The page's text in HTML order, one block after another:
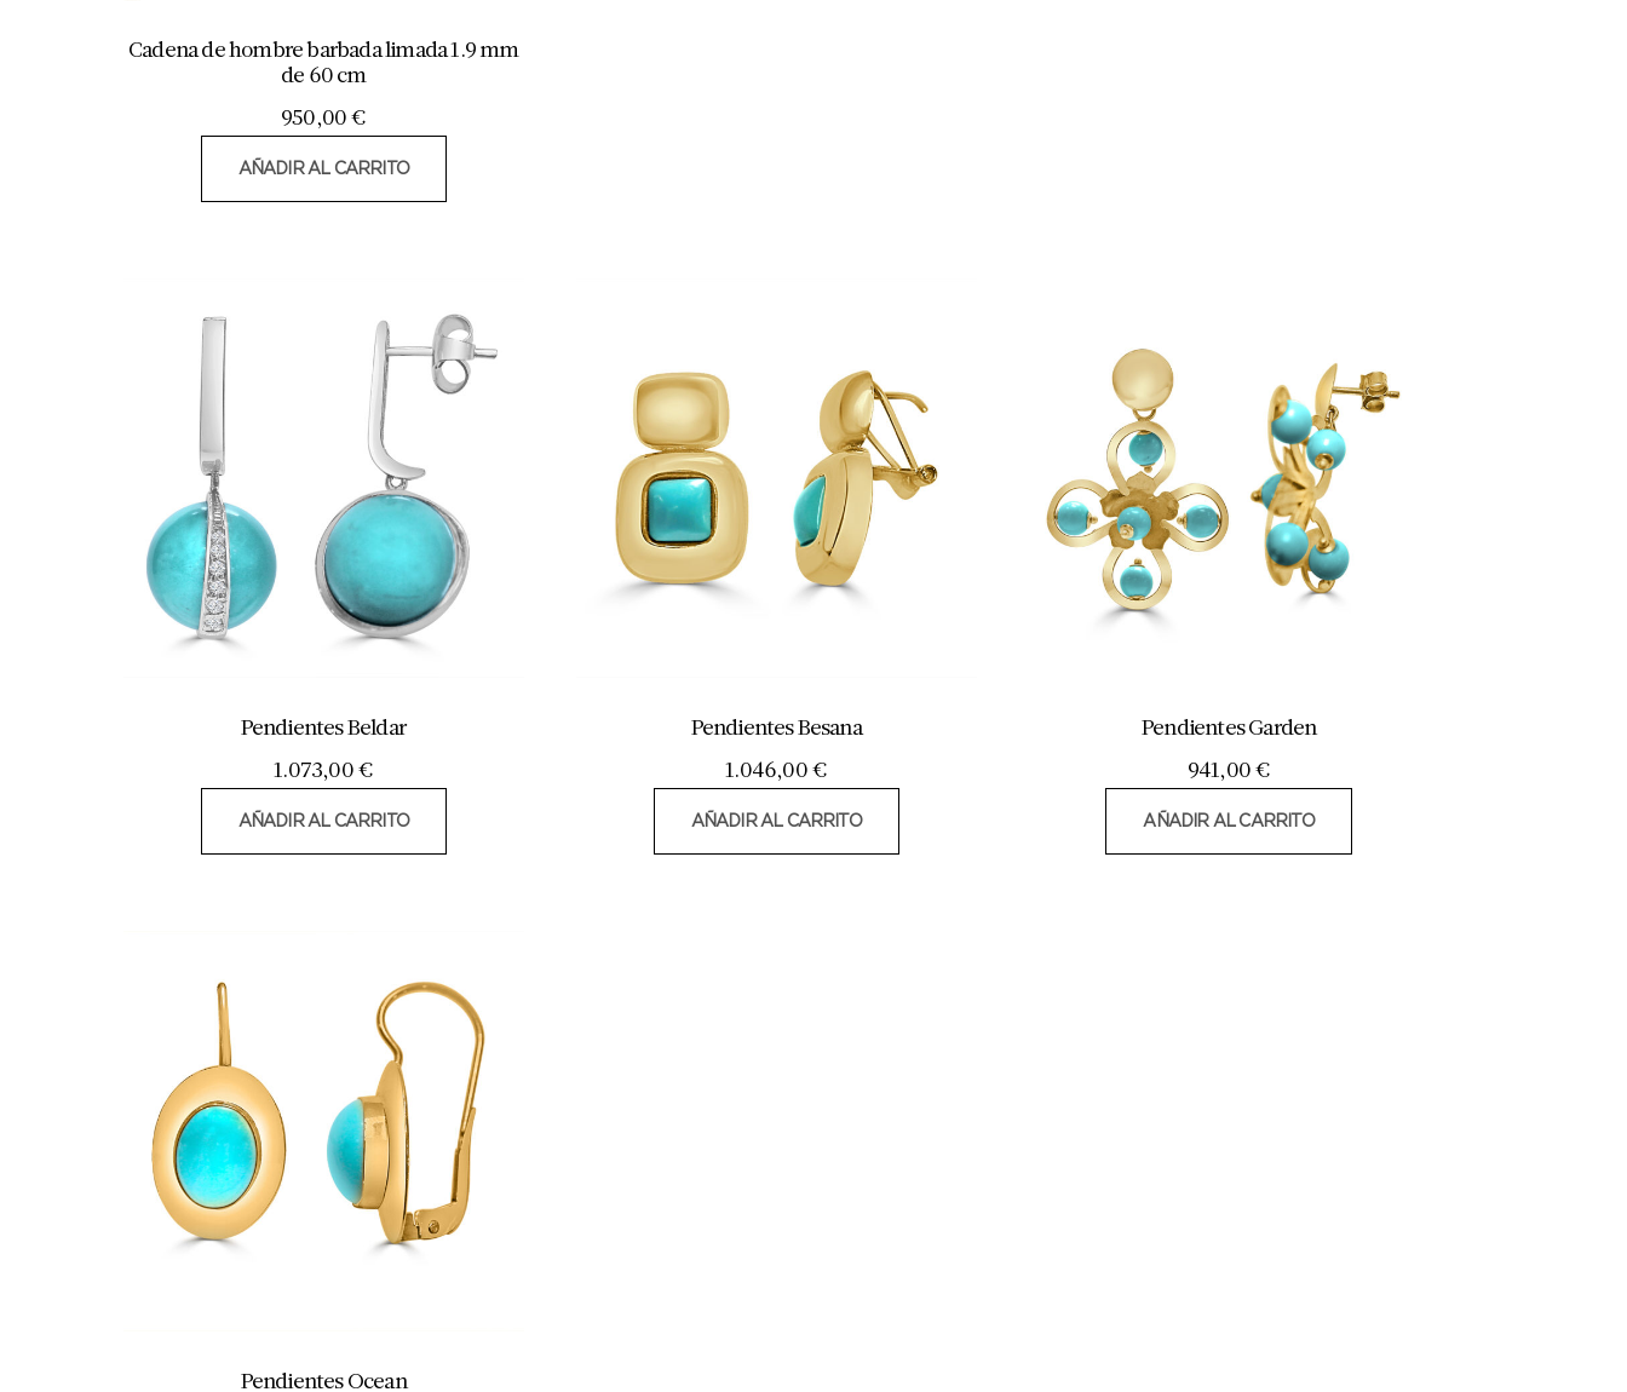
Cadena de hombre barbada limada 1.9 mm
de 60 cm
950,00€
AÑADIR AL CARRITO
Pendientes Beldar
1.073,00€
AÑADIR AL CARRITO
Pendientes Besana
1.046,00€
AÑADIR AL CARRITO
Pendientes Garden
941,00€
AÑADIR AL CARRITO
Pendientes Ocean